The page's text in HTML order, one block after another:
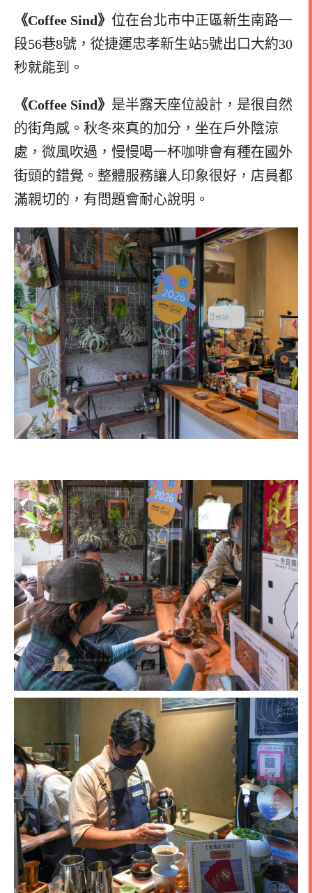
《Coffee Sind》 位在台北市中正區新生南路一
段56巷8號，從捷運忠孝新生站5號出口大約30
秒就能到。
《Coffee Sind》 是半露天座位設計，是很自然
的街角感。秋冬來真的加分，坐在戶外陰涼
處，微風吹過，慢慢喝一杯咖啡會有種在國外
街頭的錯覺。整體服務讓人印象很好，店員都
滿親切的，有問題會耐心說明。